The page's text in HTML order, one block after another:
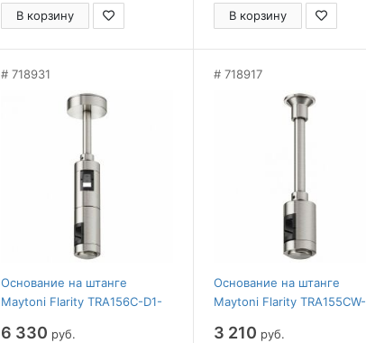
В корзину В корзину
718931
Основание на штанге
Maytoni Flarity TRA156C-D1-
6 330 руб.
718917
Основание на штанге
Maytoni Flarity TRA155CW-
3 210 руб.